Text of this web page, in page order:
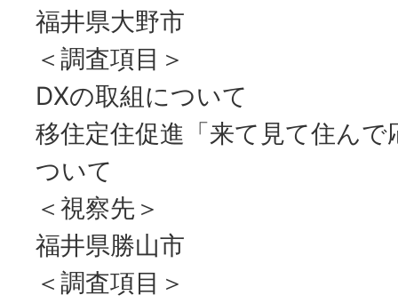
福井県大野市
＜調査項目＞
DXの取組について
移住定住促進「来て見て住ん
ついて
＜視察先＞
福井県勝山市
＜調査項目＞